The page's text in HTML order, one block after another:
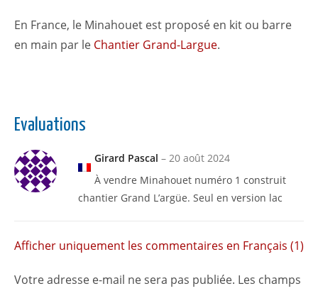
En France, le Minahouet est proposé en kit ou barre
en main par le Chantier Grand-Largue.
Evaluations
Girard Pascal – 20 août 2024
À vendre Minahouet numéro 1 construit
chantier Grand L’argüe. Seul en version lac
Afficher uniquement les commentaires en Français (1)
Votre adresse e-mail ne sera pas publiée. Les champs